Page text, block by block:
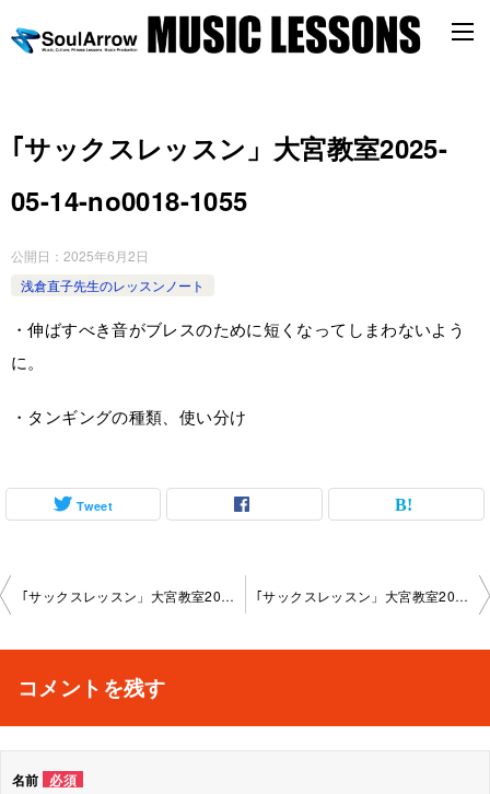
｢サックスレッスン」大宮教室2025-
05-14-­no0018-­1055
公開日： 2025年6月2日
浅倉直子先生のレッスンノート
・伸ばすべき音がブレスのために短くなってしまわないよう
に。
・タンギングの種類、使い分け
Tweet
投
ビ
｢サックスレッスン」大宮教室2025-04-22-­no0018-­1055 ｢サックスレッスン」大宮教室2025-05-26-­no0018-­1055
コメントを残す
名前 必須